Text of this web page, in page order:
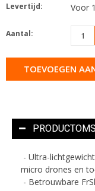
Levertijd: Voor
Aantal:
TOEVOEGEN
- Ultra-
micro drones en
- Betrouwbare